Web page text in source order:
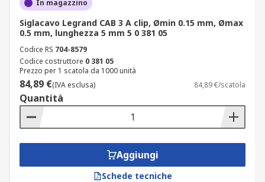
In magazzino
Siglacavo Legrand CAB 3 A clip, Ømin 0.15 mm, Ømax
0.5 mm, lunghezza 5 mm 5 0 381 05
Codice RS 704-8579
Codice costruttore 0 381 05
Prezzo per 1 scatola da 1000 unità
84,89 €(IVA esclusa) 84,89 €/scatola
Quantità
Aggiungi
Schede tecniche